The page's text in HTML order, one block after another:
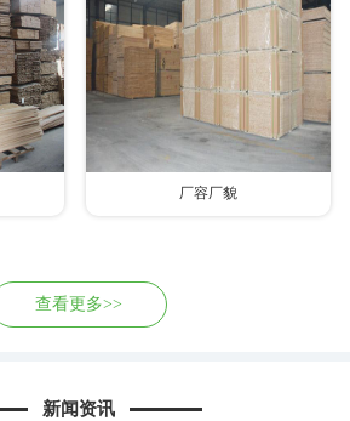
厂容厂貌
查看更多>>
新闻资讯